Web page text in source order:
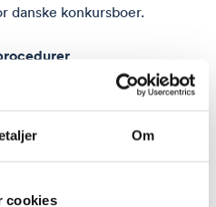
Om
cookies
danske konkursboer.
for såkaldte pre pack
og gennemføres
opdeles i en